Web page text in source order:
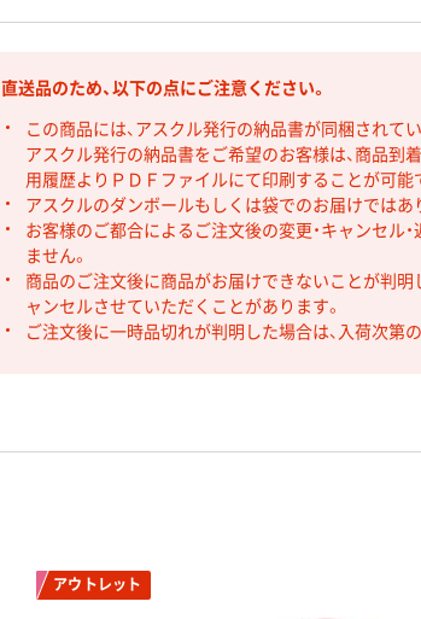
直送品のため、以下の点にご注意ください。
この商品には、アスクル発行の納品書が同梱されて
アスクル発行の納品書をご希望のお客様は、商品到
用履歴よりＰＤＦファイルにて印刷することが可能
アスクルのダンボールもしくは袋でのお届けではあ
お客様のご都合によるご注文後の変更・キャンセル・
ません。
商品のご注文後に商品がお届けできないことが判明
ャンセルさせていただくことがあります。
ご注文後に一時品切れが判明した場合は、入荷次第
アウトレット